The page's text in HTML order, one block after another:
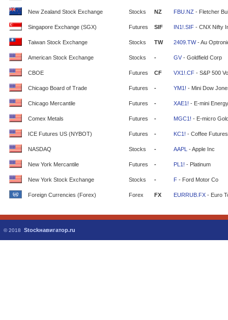
New Zealand Stock Exchange Stocks NZ FBU.NZ - Fletcher
Singapore Exchange (SGX) Futures SIF IN1!.SIF - CNX Nifty
Taiwan Stock Exchange Stocks TW 2409.TW- Au
American Stock Exchange Stocks - GV - Goldfield Corp
CBOE Futures CF VX1!.CF - S&P 500
Chicago Board of Trade Futures - YM1! - Mini Dow
Chicago Mercantile Futures - XAE1! - E-mini
Comex Metals Futures - MGC1! - E-micro
ICE Futures US (NYBOT) Futures - KC1! - Coffee Futures
NASDAQ Stocks - AAPL - Apple Inc
New York Mercantile Futures - PL1! - Platinum
New York Stock Exchange Stocks - F - Ford Motor Co
Foreign Currencies (Forex) Forex FX EURRUB.FX - Euro
© 2018 Stockнавигатор.ru